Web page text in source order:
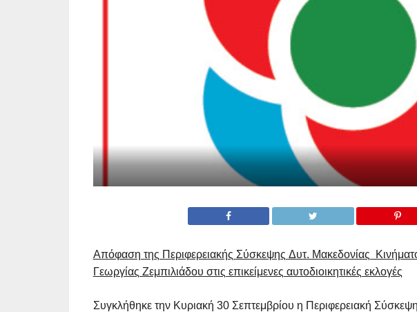
Απόφαση της Περιφερειακής Σύσκεψης Δυτ. Μακεδονίας
Γεωργίας Ζεμπιλιάδου στις επικείμενες αυτοδιοικητικές εκλογές
Συγκλήθηκε την Κυριακή 30 Σεπτεμβρίου η Περιφερειακή